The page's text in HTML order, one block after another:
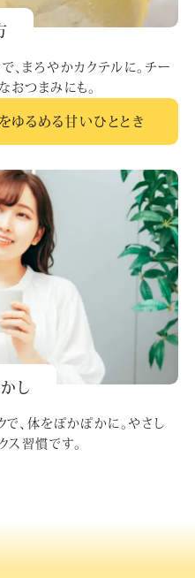
、まろやかカクテルに。チー
おつまみにも。
ゆるめる甘いひととき
し
、体をぽかぽかに。やさし
ス習慣です。